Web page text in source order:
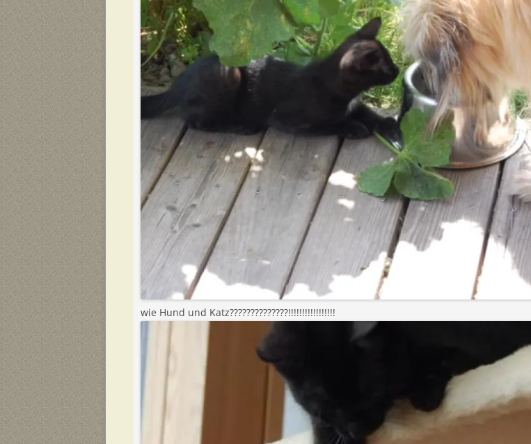
wie Hund und Katz??????????????!!!!!!!!!!!!!!!!!